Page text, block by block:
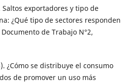
Saltos exportadores y tipo de
¿Qué tipo de sectores responden
de Trabajo N°2,
¿Cómo se distribuye el consumo
de promover un uso más